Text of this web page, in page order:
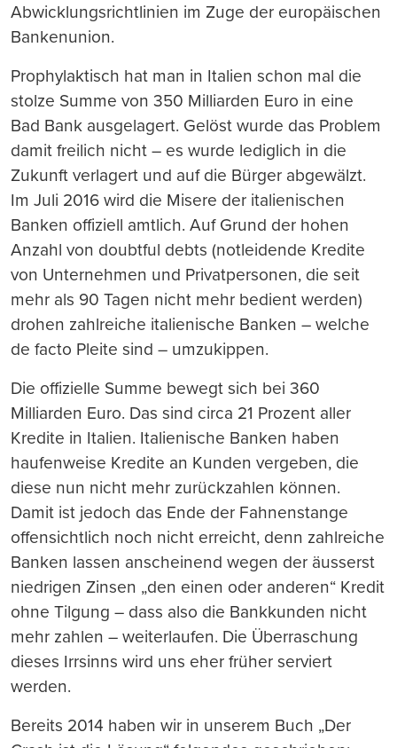
Abwicklungsrichtlinien im Zuge der europäischen
Bankenunion.
Prophylaktisch hat man in Italien schon mal die
stolze Summe von 350 Milliarden Euro in eine
Bad Bank ausgelagert. Gelöst wurde das Problem
damit freilich nicht – es wurde lediglich in die
Zukunft verlagert und auf die Bürger abgewälzt.
Im Juli 2016 wird die Misere der italienischen
Banken offiziell amtlich. Auf Grund der hohen
Anzahl von doubtful debts (notleidende Kredite
von Unternehmen und Privatpersonen, die seit
mehr als 90 Tagen nicht mehr bedient werden)
drohen zahlreiche italienische Banken – welche
de facto Pleite sind – umzukippen.
Die offizielle Summe bewegt sich bei 360
Milliarden Euro. Das sind circa 21 Prozent aller
Kredite in Italien. Italienische Banken haben
haufenweise Kredite an Kunden vergeben, die
diese nun nicht mehr zurückzahlen können.
Damit ist jedoch das Ende der Fahnenstange
offensichtlich noch nicht erreicht, denn zahlreiche
Banken lassen anscheinend wegen der äusserst
niedrigen Zinsen „den einen oder anderen“ Kredit
ohne Tilgung – dass also die Bankkunden nicht
mehr zahlen – weiterlaufen. Die Überraschung
dieses Irrsinns wird uns eher früher serviert
werden.
Bereits 2014 haben wir in unserem Buch „Der